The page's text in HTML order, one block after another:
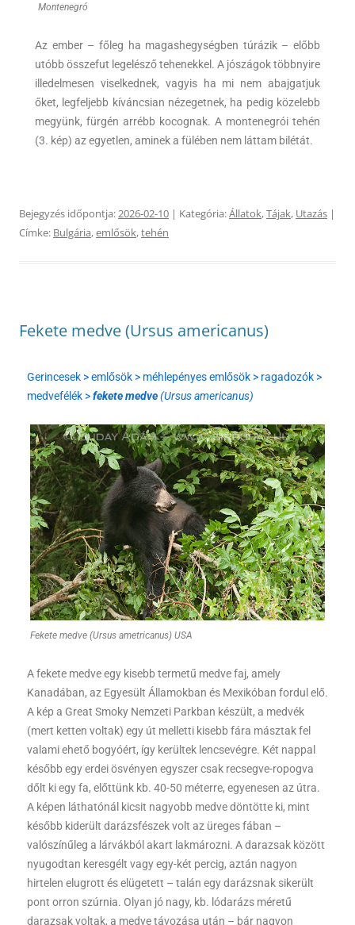
Montenegró
Az ember – főleg ha magashegységben túrázik – előbb
utóbb összefut legelésző tehenekkel. A jószágok többnyire
illedelmesen viselkednek, vagyis ha mi nem abajgatjuk
őket, legfeljebb kíváncsian nézegetnek, ha pedig közelebb
megyünk, fürgén arrébb kocognak. A montenegrói tehén
(3. kép) az egyetlen, aminek a fülében nem láttam bilétát.
Bejegyzés időpontja:2026-02-10 | Kategória:Állatok,Tájak, Utazás |
Címke: Bulgária,emlősök,tehén
Fekete medve (Ursus americanus)
Gerincesek > emlősök > méhlepényes emlősök > ragadozók >
medvefélék >fekete medve(Ursus americanus)
Fekete medve (Ursus ametricanus) USA
A fekete medve egy kisebb termetű medve faj, amely
Kanadában, az Egyesült Államokban és Mexikóban fordul elő.
A kép a Great Smoky Nemzeti Parkban készült, a medvék
(mert ketten voltak) egy út melletti kisebb fára másztak fel
valami ehető bogyóért, így kerültek lencsevégre. Két nappal
később egy erdei ösvényen egyszer csak recsegve-ropogva
dőlt ki egy fa, előttünk kb. 40-50 méterre, egyenesen az útra.
A képen láthatónál kicsit nagyobb medve döntötte ki, mint
később kiderült darázsfészek volt az üreges fában –
valószínűleg a lárvákból akart lakmározni. A darazsak között
nyugodtan keresgélt vagy egy-két percig, aztán nagyon
hirtelen elugrott és elügetett – talán egy darázsnak sikerült
pont orron szúrnia. Olyan jó nagy, kb. lódarázs méretű
darazsak voltak, a medve távozása után – bár nagyon